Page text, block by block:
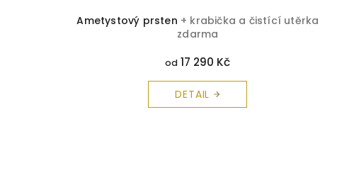
Ametystový prsten + krabička a čistící utěrka
zdarma
od 17 290 Kč
DETAIL